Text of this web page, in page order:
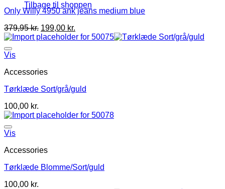
Tilbage til shoppen
Only Willy 4950 ank jeans medium blue
379,95kr. 199,00 kr.
Vis
Accessories
Tørklæde Sort/grå/guld
100,00 kr.
Vis
Accessories
Tørklæde Blomme/Sort/guld
100,00 kr.